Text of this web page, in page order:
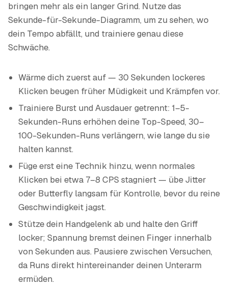
bringen mehr als ein langer Grind. Nutze das
Sekunde-für-Sekunde-Diagramm, um zu sehen, wo
dein Tempo abfällt, und trainiere genau diese
Schwäche.
Wärme dich zuerst auf — 30 Sekunden lockeres
Klicken beugen früher Müdigkeit und Krämpfen vor.
Trainiere Burst und Ausdauer getrennt: 1–5-
Sekunden-Runs erhöhen deine Top-Speed, 30–
100-Sekunden-Runs verlängern, wie lange du sie
halten kannst.
Füge erst eine Technik hinzu, wenn normales
Klicken bei etwa 7–8 CPS stagniert — übe Jitter
oder Butterfly langsam für Kontrolle, bevor du reine
Geschwindigkeit jagst.
Stütze dein Handgelenk ab und halte den Griff
locker; Spannung bremst deinen Finger innerhalb
von Sekunden aus. Pausiere zwischen Versuchen,
da Runs direkt hintereinander deinen Unterarm
ermüden.